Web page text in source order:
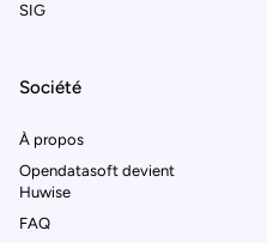
SIG
Société
À propos
Opendatasoft devient
Huwise
FAQ